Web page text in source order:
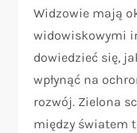
Widzowie mają
widowiskowymi
dowiedzieć się,
wpłynąć na
rozwój. Zielona
między światem